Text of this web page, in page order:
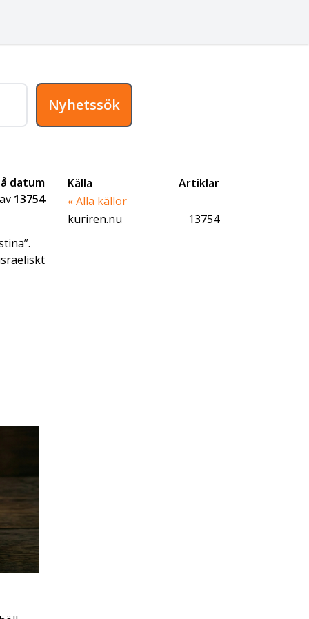
Nyhetssök
datum
13754
Källa
Artiklar
« Alla källor
kuriren.nu
13754